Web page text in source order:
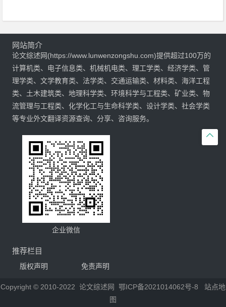

网站简介
论文综述网(https://www.lunwenzongshu.com)提供超过100万的
计算机类、电子信息类、机械机电类、理工学类、经济学类、管
理学类、文学教育类、法学类、交通运输类、材料类、海洋工程
类、土木建筑类、地理科学类、环境科学与工程类、矿业类、物
流管理与工程类、化学化工与生命科学类、设计学类、社会学类
等专业外文翻译资源查询、分享、咨询服务。
企业微信
推荐栏目
版权声明 免责声明
Copyright © 2010-2022 论文综述网 鄂ICP备2021014062号-8
站点地
图